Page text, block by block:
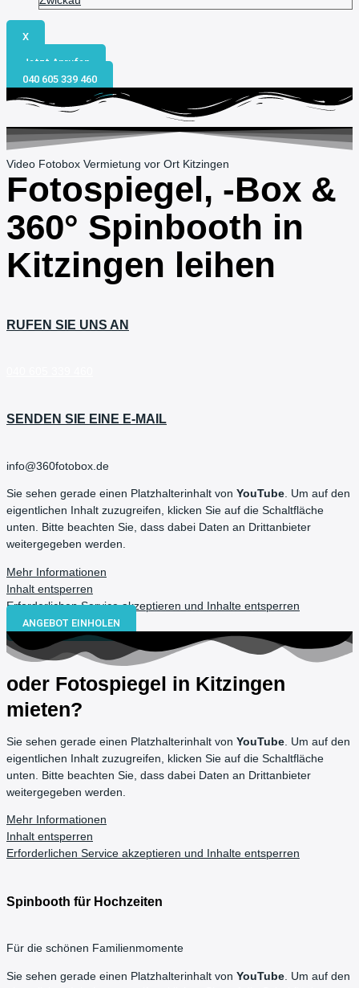
X
Jetzt Anrufen
040 605 339 460
Video Fotobox Vermietung vor Ort Kitzingen
Fotospiegel, -Box &
360° Spinbooth in
Kitzingen leihen
RUFEN SIE UNS AN
SENDEN SIE EINE E-MAIL
info@360fotobox.de
Sie sehen gerade einen Platzhalterinhalt von YouTube. Um auf den
eigentlichen Inhalt zuzugreifen, klicken Sie auf die Schaltfläche
unten. Bitte beachten Sie, dass dabei Daten an Drittanbieter
weitergegeben werden.
Mehr Informationen
Inhalt entsperren
Erforderlichen Service akzeptieren und Inhalte entsperren
ANGEBOT EINHOLEN
oder Fotospiegel in Kitzingen
mieten?
Sie sehen gerade einen Platzhalterinhalt von YouTube . Um auf den
eigentlichen Inhalt zuzugreifen, klicken Sie auf die Schaltfläche
unten. Bitte beachten Sie, dass dabei Daten an Drittanbieter
weitergegeben werden.
Mehr Informationen
Inhalt entsperren
Erforderlichen Service akzeptieren und Inhalte entsperren
Spinbooth für Hochzeiten
Für die schönen Familienmomente
Sie sehen gerade einen Platzhalterinhalt von YouTube . Um auf den